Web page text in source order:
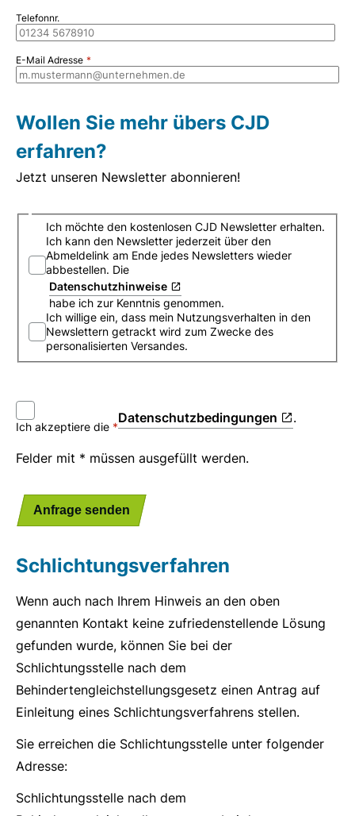
Telefonnr.
E-Mail Adresse
Wollen Sie mehr übers CJD
erfahren?
Jetzt unseren Newsletter abonnieren!
Newsletter_Anmeldung
Ich möchte den kostenlosen CJD Newsletter erhalten.
Ich kann den Newsletter jederzeit über den
Abmeldelink am Ende jedes Newsletters wieder
abbestellen. Die
Datenschutzhinweise
habe ich zur Kenntnis genommen.
Ich willige ein, dass mein Nutzungsverhalten in den
Newslettern getrackt wird zum Zwecke des
personalisierten Versandes.
Ich akzeptiere die
Datenschutzbedingungen .
Felder mit * müssen ausgefüllt werden.
Anfrage senden
Schlichtungsverfahren
Wenn auch nach Ihrem Hinweis an den oben
genannten Kontakt keine zufriedenstellende Lösung
gefunden wurde, können Sie bei der
Schlichtungsstelle nach dem
Behindertengleichstellungsgesetz einen Antrag auf
Einleitung eines Schlichtungsverfahrens stellen.
Sie erreichen die Schlichtungsstelle unter folgender
Adresse:
Schlichtungsstelle nach dem